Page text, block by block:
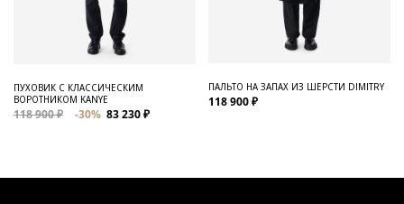
ПУХОВИК С КЛАССИЧЕСКИМ
ВОРОТНИКОМ KANYE
118 900 ₽ -30% 83 230 ₽
ПАЛЬТО НА ЗАПАХ ИЗ ШЕРСТИ DIMITRY
118 900 ₽